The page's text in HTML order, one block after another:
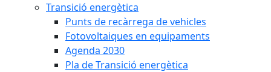
Transició energètica
Punts de recàrrega de vehicles
Fotovoltaiques en equipaments
Agenda 2030
Pla de Transició energètica